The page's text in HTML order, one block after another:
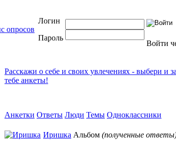
Логин
Пароль
Войти
Расскажи о себе и своих увлечениях - выбери и
тебе анкеты!
Анкетки Ответы Люди Темы Одноклассники
Иришка Альбом (полученные